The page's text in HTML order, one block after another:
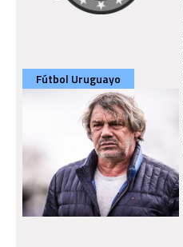
Fútbol Uruguayo